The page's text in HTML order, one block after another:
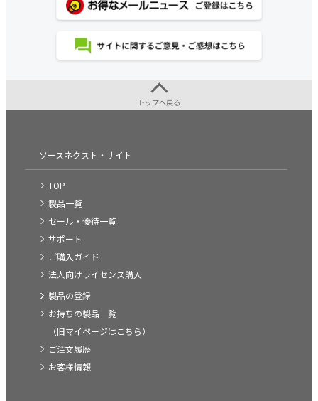
トップへ戻る
ソースネクスト・サイト
TOP
製品一覧
セール・優待一覧
サポート
ご購入ガイド
法人向けライセンス購入
製品の登録
お持ちの製品一覧
（旧マイページはこちら）
ご注文履歴
お客様情報